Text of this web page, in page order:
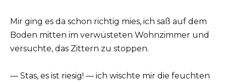
Mir ging es da schon richtig mies, ich saß auf dem
Boden mitten im verwüsteten Wohnzimmer und
versuchte, das Zittern zu stoppen.
— Stas, es ist riesig! — ich wischte mir die feuchten